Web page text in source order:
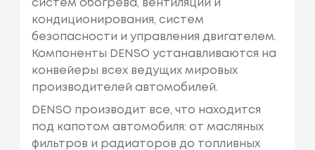
систем обогрева, вентиляции и
кондиционирования, систем
безопасности и управления двигателем.
Компоненты DENSO устанавливаются на
конвейеры всех ведущих мировых
производителей автомобилей.
DENSO производит все, что находится
под капотом автомобиля: от масляных
фильтров и радиаторов до топливных